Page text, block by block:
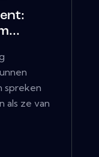
spreken
als ze van